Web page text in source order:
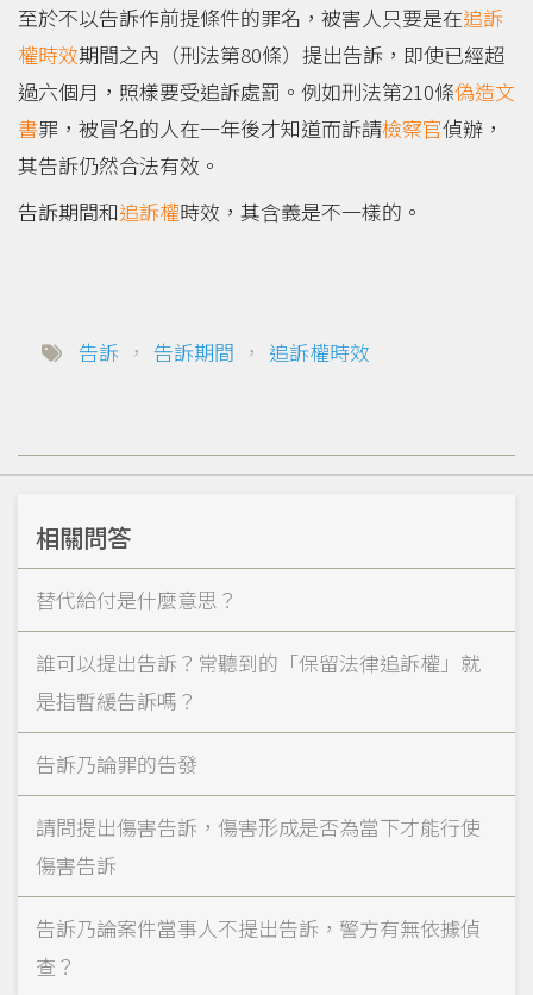
至於不以告訴作前提條件的罪名，被害人只要是在追訴
權時效期間之內（刑法第80條）提出告訴，即使已經超
過六個月，照樣要受追訴處罰。例如刑法第210條偽造文
書罪，被冒名的人在一年後才知道而訴請檢察官偵辦，
其告訴仍然合法有效。
告訴期間和追訴權時效，其含義是不一樣的。
告訴 ， 告訴期間 ， 追訴權時效
相關問答
替代給付是什麼意思？
誰可以提出告訴？常聽到的「保留法律追訴權」就
是指暫緩告訴嗎？
告訴乃論罪的告發
請問提出傷害告訴，傷害形成是否為當下才能行使
傷害告訴
告訴乃論案件當事人不提出告訴，警方有無依據偵
查？